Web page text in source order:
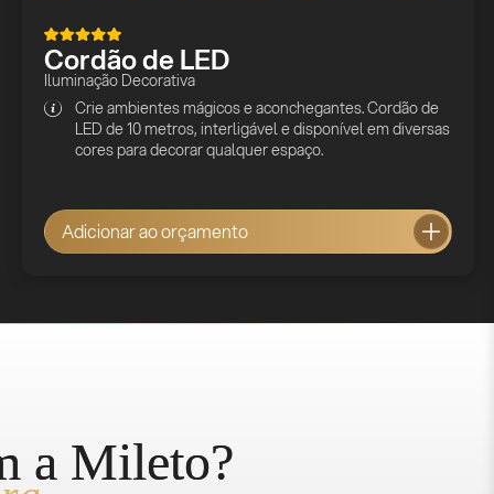
Cordão de LED
Iluminação Decorativa
Crie ambientes mágicos e aconchegantes. Cordão de
LED de 10 metros, interligável e disponível em diversas
cores para decorar qualquer espaço.
Adicionar ao orçamento
a Mileto?